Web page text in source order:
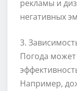
рекламы и
негативных
3.
Погода
Например,